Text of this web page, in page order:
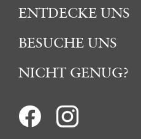
ENTDECKE UNS
BESUCHE UNS
NICHT GENUG?